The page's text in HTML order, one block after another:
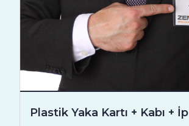
Plastik Yaka Kartı + Kabı + İp